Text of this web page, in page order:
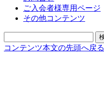
ご入会者様専用ページ
その他コンテンツ
コンテンツ本文の先頭へ戻る